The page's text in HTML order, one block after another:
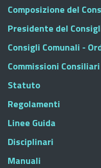
Composizione del
Presidente del
Consigli Comunali -
Commissioni Consiliari
Statuto
Regolamenti
Linee Guida
Disciplinari
Manuali